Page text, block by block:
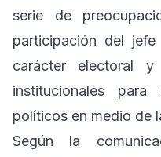
serie de
participación del
carácter electoral
institucionales
políticos en medio de
Según la